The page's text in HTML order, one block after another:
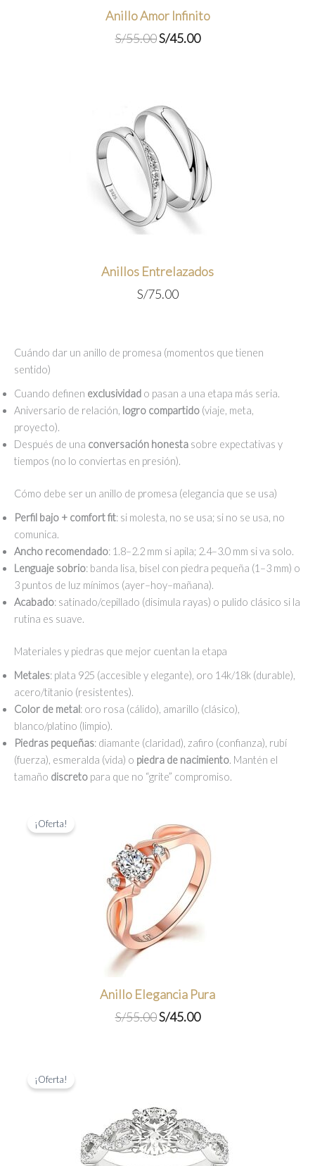
Anillo Amor Infinito
S/55.00El
S/55.00.
S/45.00El
Anillos Entrelazados
S/75.00
Cuándo dar un anillo de promesa (momentos que tienen
sentido)
Cuando definen exclusividad o pasan a una etapa más seria.
Aniversario de relación, logro compartido (viaje, meta,
proyecto).
Después de una conversación honesta sobre expectativas y
tiempos (no lo conviertas en presión).
Cómo debe ser un anillo de promesa (elegancia que se usa)
Perfil bajo + comfort fit: si molesta, no se usa; si no se usa, no
comunica.
Ancho recomendado: 1.8–2.2 mm si apila; 2.4–3.0 mm si va solo.
Lenguaje sobrio: banda lisa, bisel con piedra pequeña (1–3 mm) o
3 puntos de luz mínimos (ayer–hoy–mañana).
Acabado: satinado/cepillado (disimula rayas) o pulido clásico si la
rutina es suave.
Materiales y piedras que mejor cuentan la etapa
Metales: plata 925 (accesible y elegante), oro 14k/18k (durable),
acero/titanio (resistentes).
Color de metal: oro rosa (cálido), amarillo (clásico),
blanco/platino (limpio).
Piedras pequeñas: diamante (claridad), zafiro (confianza), rubí
(fuerza), esmeralda (vida) o piedra de nacimiento. Mantén el
tamaño discreto para que no “grite” compromiso.
¡Oferta!
Anillo Elegancia Pura
S/55.00El
S/45.00El
¡Oferta!